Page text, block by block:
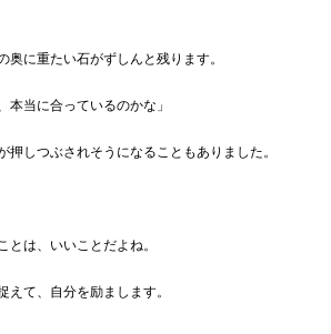
奥に重たい石がずしんと残ります。
本当に合っているのかな」
押しつぶされそうになることもありました。
は、いいことだよね。
えて、自分を励まします。